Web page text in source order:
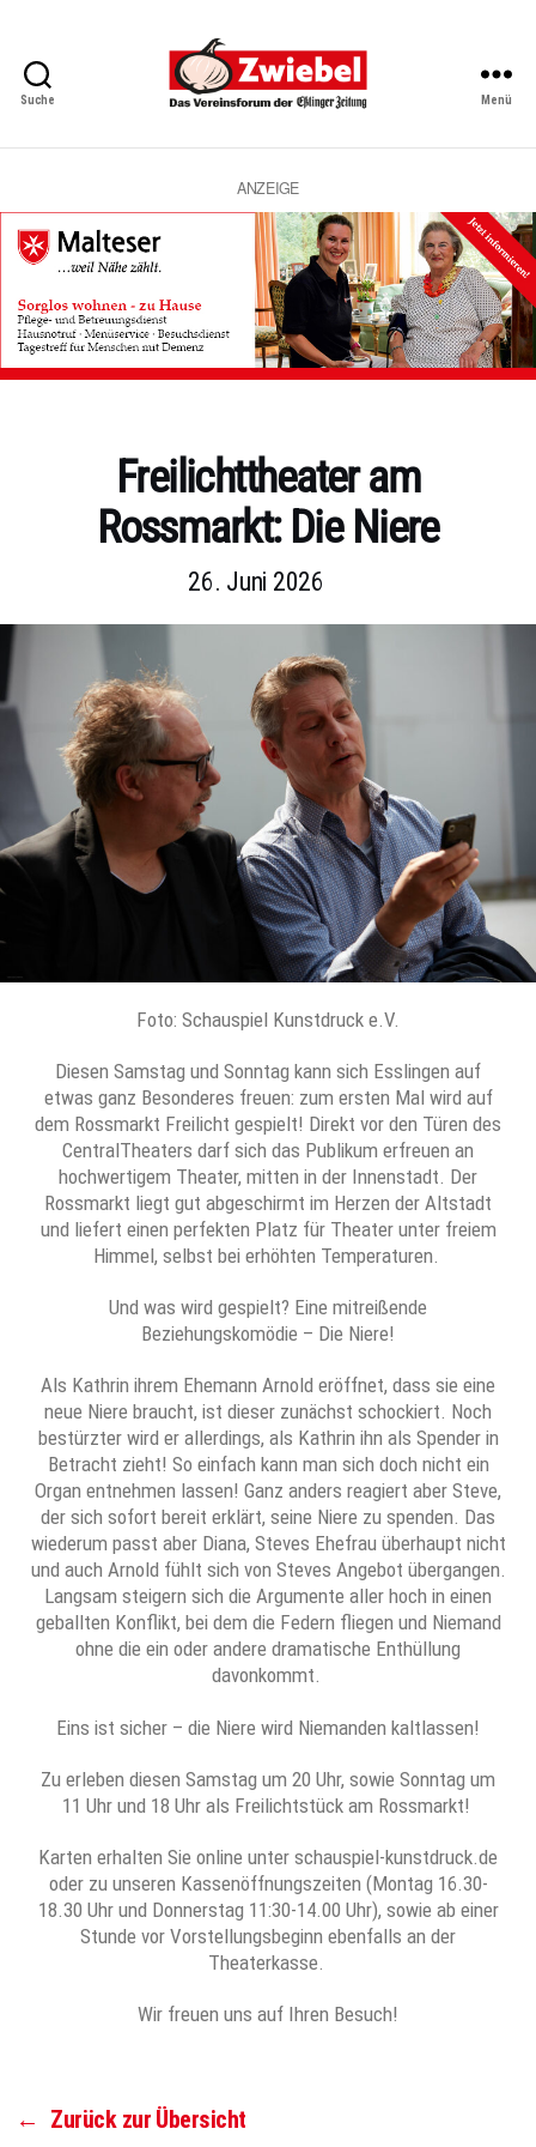
Suche
Vereinsforum
Eßlinger
Zeitung
Menü
ANZEIGE
Freilichttheater am
Rossmarkt: Die Niere
26. Juni 2026
Foto: Schauspiel Kunstdruck e.V.
Diesen Samstag und Sonntag kann sich Esslingen auf
etwas ganz Besonderes freuen: zum ersten Mal wird auf
dem Rossmarkt Freilicht gespielt! Direkt vor den Türen des
CentralTheaters darf sich das Publikum erfreuen an
hochwertigem Theater, mitten in der Innenstadt. Der
Rossmarkt liegt gut abgeschirmt im Herzen der Altstadt
und liefert einen perfekten Platz für Theater unter freiem
Himmel, selbst bei erhöhten Temperaturen.
Und was wird gespielt? Eine mitreißende
Beziehungskomödie – Die Niere!
Als Kathrin ihrem Ehemann Arnold eröffnet, dass sie eine
neue Niere braucht, ist dieser zunächst schockiert. Noch
bestürzter wird er allerdings, als Kathrin ihn als Spender in
Betracht zieht! So einfach kann man sich doch nicht ein
Organ entnehmen lassen! Ganz anders reagiert aber Steve,
der sich sofort bereit erklärt, seine Niere zu spenden. Das
wiederum passt aber Diana, Steves Ehefrau überhaupt nicht
und auch Arnold fühlt sich von Steves Angebot übergangen.
Langsam steigern sich die Argumente aller hoch in einen
geballten Konflikt, bei dem die Federn fliegen und Niemand
ohne die ein oder andere dramatische Enthüllung
davonkommt.
Eins ist sicher – die Niere wird Niemanden kaltlassen!
Zu erleben diesen Samstag um 20 Uhr, sowie Sonntag um
11 Uhr und 18 Uhr als Freilichtstück am Rossmarkt!
Karten erhalten Sie online unter schauspiel-kunstdruck.de
oder zu unseren Kassenöffnungszeiten (Montag 16.30-
18.30 Uhr und Donnerstag 11:30-14.00 Uhr), sowie ab einer
Stunde vor Vorstellungsbeginn ebenfalls an der
Theaterkasse.
Wir freuen uns auf Ihren Besuch!
← Zurück zur Übersicht